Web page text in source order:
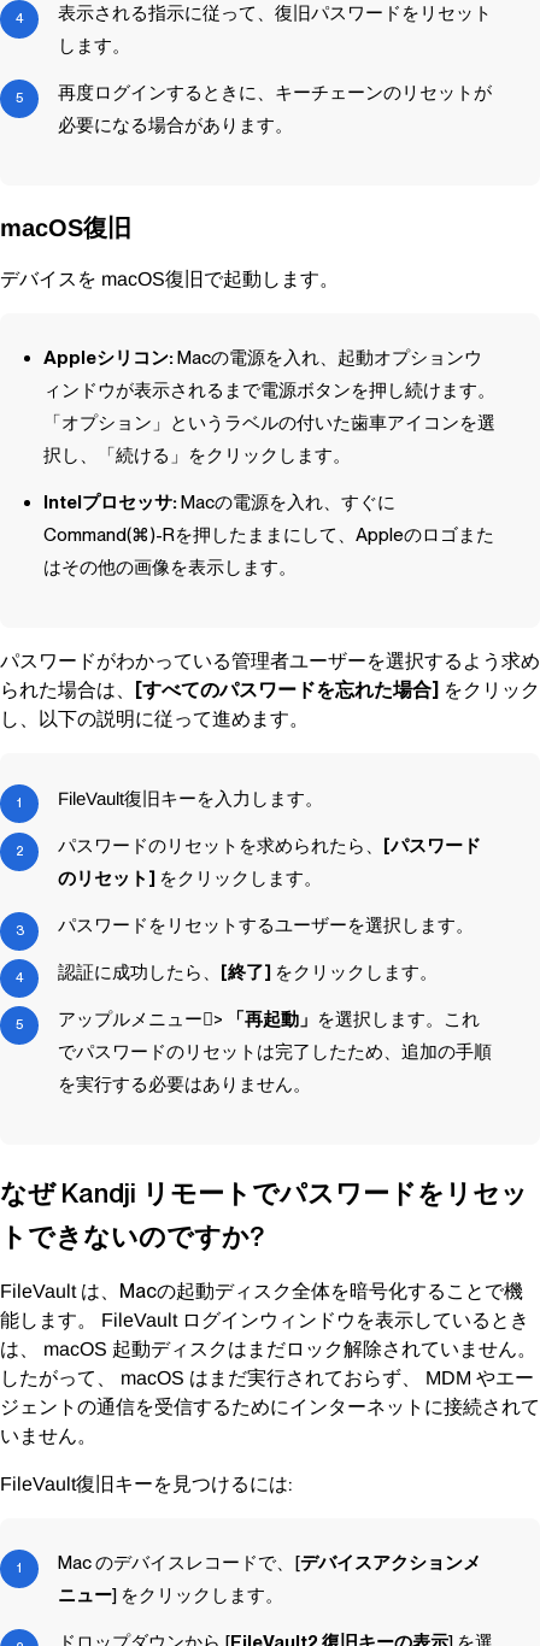
表示される指示に従って、復旧パスワードをリセット
します。
再度ログインするときに、キーチェーンのリセットが
必要になる場合があります。
macOS復旧
デバイスを macOS復旧で起動します。
Appleシリコン:Macの電源を入れ、起動オプションウ
ィンドウが表示されるまで電源ボタンを押し続けます。
「オプション」というラベルの付いた歯車アイコンを選
択し、「続ける」をクリックします。
Intelプロセッサ:Macの電源を入れ、すぐに
Command(⌘)-Rを押したままにして、Appleのロゴまた
はその他の画像を表示します。
パスワードがわかっている管理者ユーザーを選択するよう求め
られた場合は、
[すべてのパスワードを忘れた場合] をクリック
し、以下の説明に従って進めます。
FileVault復旧キーを入力します。
パスワードのリセットを求められたら、 [パスワード
のリセット] をクリックします。
パスワードをリセットするユーザーを選択します。
認証に成功したら、 [終了] をクリックします。
アップルメニュー> 「再起動」 を選択します。これ
でパスワードのリセットは完了したため、追加の手順
を実行する必要はありません。
なぜKandji リモートでパスワードをリセッ
トできないのですか?
FileVaultは、Macの起動ディスク全体を暗号化することで機
能します。
FileVaultログインウィンドウを表示しているとき
は、
macOS 起動ディスクはまだロック解除されていません。
したがって、
macOS はまだ実行されておらず、 MDM やエー
ジェントの通信を受信するためにインターネットに接続されて
いません。
FileVault復旧キーを見つけるには:
Mac のデバイスレコードで、[デバイスアクションメ
ニュー] をクリックします。